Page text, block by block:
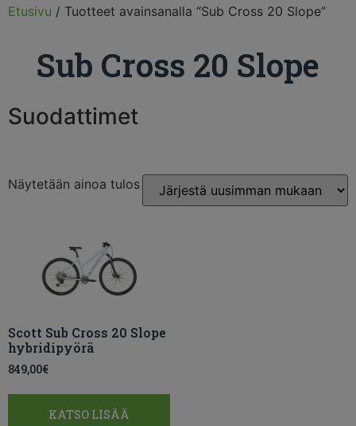
Etusivu / Tuotteet avainsanalla “Sub Cross 20 Slope”
Sub Cross 20 Slope
Suodattimet
Näytetään ainoa tulos
Scott Sub Cross 20 Slope
hybridipyörä
849,00€
KATSO LISÄÄ